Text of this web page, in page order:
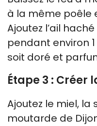
à la même poêle
Ajoutez l’ail
pendant environ 1
soit doré et
Étape 3 : Créer
Ajoutez le miel, la
moutarde de